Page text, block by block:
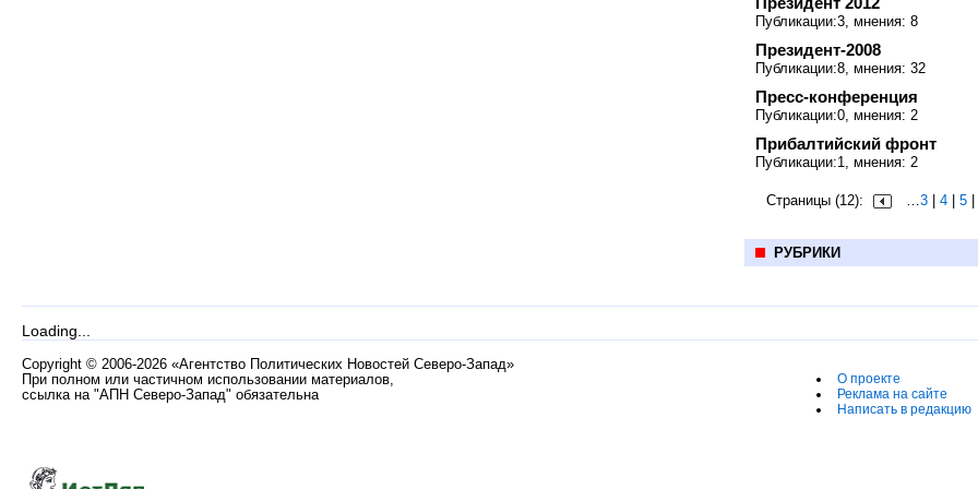
Публикации:3, мнения: 8
Президент-2008
Публикации:8, мнения: 32
Пресс-конференция
Публикации:0, мнения: 2
Прибалтийский фронт
Публикации:1, мнения: 2
Страницы (12): …3 4 5
РУБРИКИ
Loading...
Copyright © 2006-2026 «Агентство Политических Новостей Северо-Запад»
При полном или частичном использовании материалов,
ссылка на "АПН Северо-Запад" обязательна
О проекте
Реклама на сайте
Написать в редакцию